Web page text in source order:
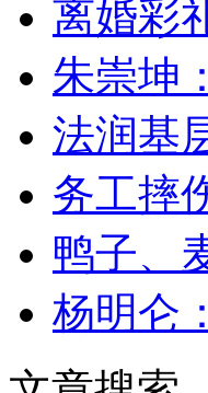
离婚彩
朱崇坤
法润基
务工摔
鸭子、
杨明仑